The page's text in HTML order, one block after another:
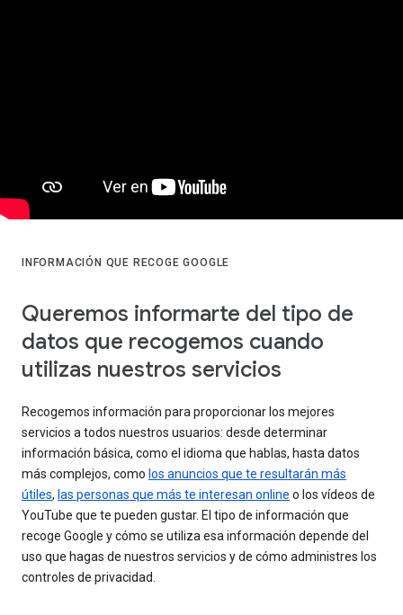
INFORMACIÓN QUE RECOGE GOOGLE
Queremos informarte del tipo de
datos que recogemos cuando
utilizas nuestros servicios
Recogemos información para proporcionar los mejores
servicios a todos nuestros usuarios: desde determinar
información básica, como el idioma que hablas, hasta datos
más complejos, como los anuncios que te resultarán más
útiles, las personas que más te interesan online o los vídeos de
YouTube que te pueden gustar. El tipo de información que
recoge Google y cómo se utiliza esa información depende del
uso que hagas de nuestros servicios y de cómo administres los
controles de privacidad.